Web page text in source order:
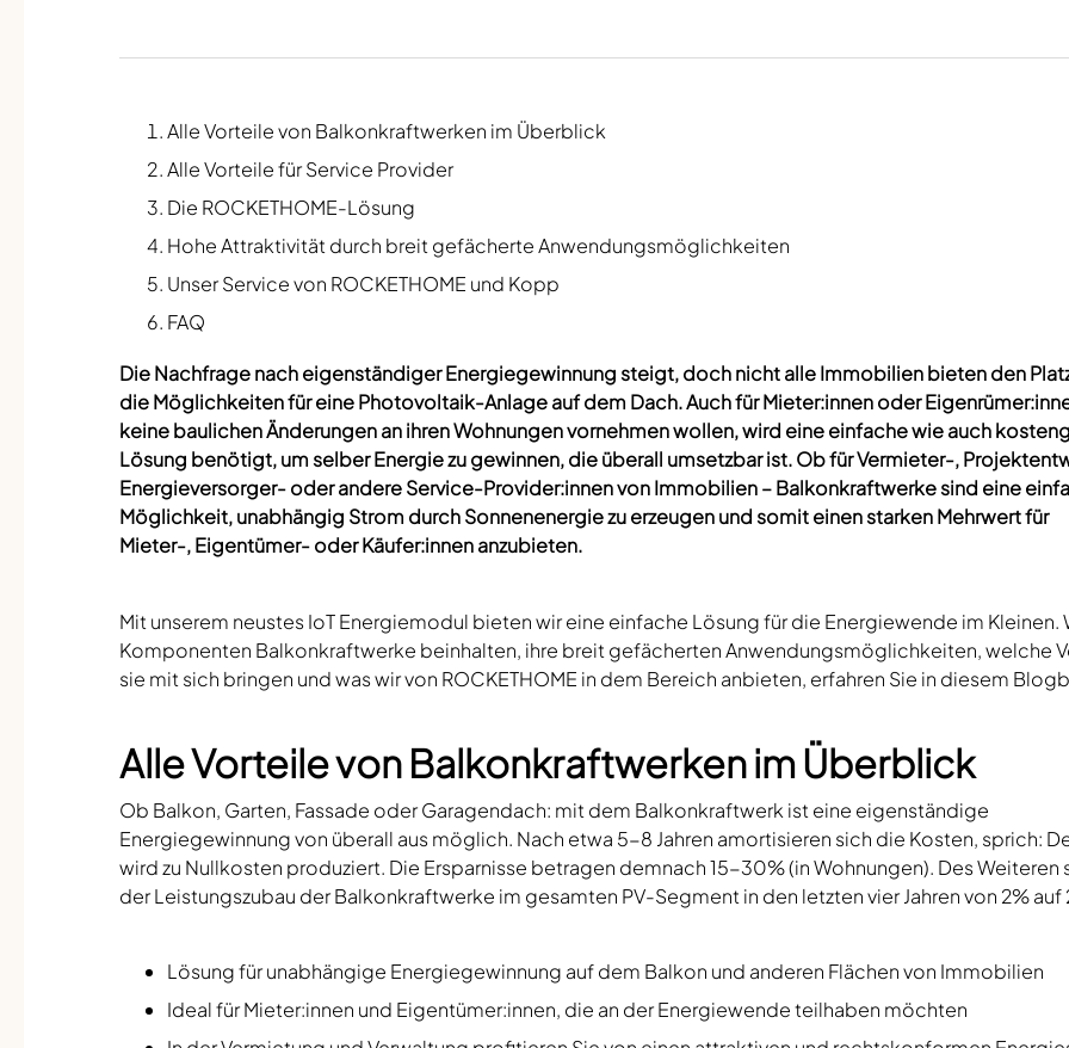
Alle Vorteile von Balkonkraftwerken im Überblick
Alle Vorteile für Service Provider
Die ROCKETHOME-Lösung
Hohe Attraktivität durch breit gefächerte Anwendungsmöglichkeiten
Unser Service von ROCKETHOME und Kopp
FAQ
Die Nachfrage nach eigenständiger Energiegewinnung steigt, doch nicht alle Immobilien bieten den
die Möglichkeiten für eine Photovoltaik-Anlage auf dem Dach. Auch für Mieter:innen oder
keine baulichen Änderungen an ihren Wohnungen vornehmen wollen, wird eine einfache wie auch
Lösung benötigt, um selber Energie zu gewinnen, die überall umsetzbar ist. Ob für Vermieter-,
Energieversorger- oder andere Service-Provider:innen von Immobilien – Balkonkraftwerke sind eine
Möglichkeit, unabhängig Strom durch Sonnenenergie zu erzeugen und somit einen starken Mehrwert für
Mieter-, Eigentümer- oder Käufer:innen anzubieten.
Mit unserem neustes IoT Energiemodul bieten wir eine einfache Lösung für die Energiewende im Kleinen.
Komponenten Balkonkraftwerke beinhalten, ihre breit gefächerten Anwendungsmöglichkeiten, welche
sie mit sich bringen und was wir von ROCKETHOME in dem Bereich anbieten, erfahren Sie in diesem
Alle Vorteile von Balkonkraftwerken im Überblick
Ob Balkon, Garten, Fassade oder Garagendach: mit dem Balkonkraftwerk ist eine eigenständige
Energiegewinnung von überall aus möglich. Nach etwa 5-8 Jahren amortisieren sich die Kosten, sprich:
wird zu Nullkosten produziert. Die Ersparnisse betragen demnach 15-30% (in Wohnungen). Des Weiteren
der Leistungszubau der Balkonkraftwerke im gesamten PV-Segment in den letzten vier Jahren von 2% auf
Lösung für unabhängige Energiegewinnung auf dem Balkon und anderen Flächen von Immobilien
Ideal für Mieter:innen und Eigentümer:innen, die an der Energiewende teilhaben möchten